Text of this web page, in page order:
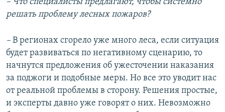
решать проблему лесных пожаров?
– В регионах сгорело уже много леса, если ситуация
будет развиваться по негативному сценарию, то
начнутся предложения об ужесточении наказания
за поджоги и подобные меры. Но все это уводит нас
от реальной проблемы в сторону. Решения простые,
и эксперты давно уже говорят о них. Невозможно